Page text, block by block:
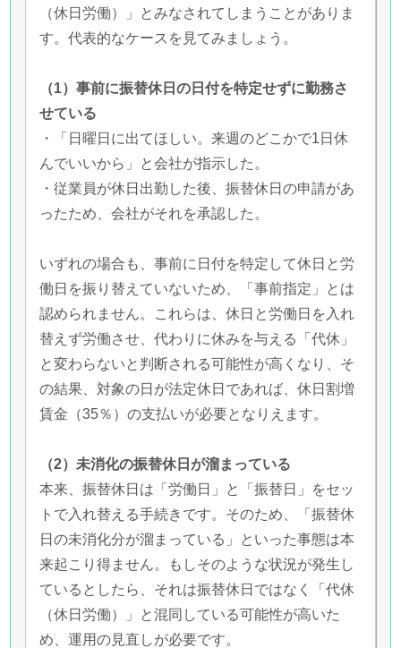
（休日労働）」とみなされてしまうことがありま
す。代表的なケースを見てみましょう。
（1）事前に振替休日の日付を特定せずに勤務さ
せている
・「日曜日に出てほしい。来週のどこかで1日休
んでいいから」と会社が指示した。
・従業員が休日出勤した後、振替休日の申請があ
ったため、会社がそれを承認した。
いずれの場合も、事前に日付を特定して休日と労
働日を振り替えていないため、「事前指定」とは
認められません。これらは、休日と労働日を入れ
替えず労働させ、代わりに休みを与える「代休」
と変わらないと判断される可能性が高くなり、そ
の結果、対象の日が法定休日であれば、休日割増
賃金（35％）の支払いが必要となりえます。
（2）未消化の振替休日が溜まっている
本来、振替休日は「労働日」と「振替日」をセッ
トで入れ替える手続きです。そのため、「振替休
日の未消化分が溜まっている」といった事態は本
来起こり得ません。もしそのような状況が発生し
ているとしたら、それは振替休日ではなく「代休
（休日労働）」と混同している可能性が高いた
め、運用の見直しが必要です。